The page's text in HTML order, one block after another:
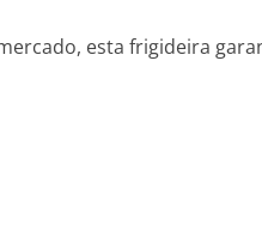
esta frigideira